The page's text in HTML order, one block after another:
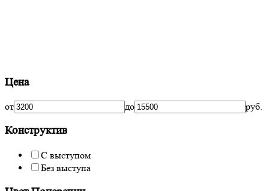
Цена
от до руб.
Конструктив
С выступом
Без выступа